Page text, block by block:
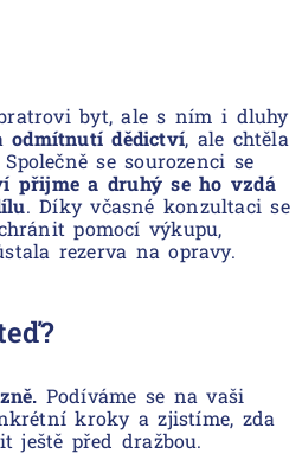
byt, ale s ním i dluhy
odmítnutí dědictví, ale chtěla
se sourozenci se
přijme a druhý se ho vzdá
. Díky včasné konzultaci se
pomocí výkupu,
rezerva na opravy.
Podíváme se na vaši
kroky a zjistíme, zda
ještě před dražbou.